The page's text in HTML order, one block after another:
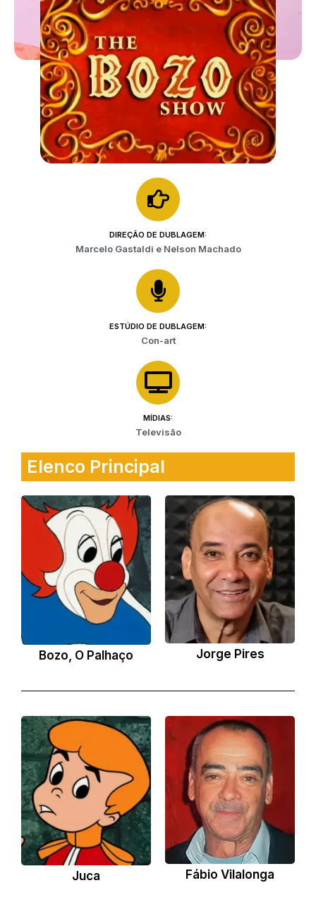
DIREÇÃO DE DUBLAGEM:
Marcelo Gastaldi e Nelson Machado
ESTÚDIO DE DUBLAGEM:
Con-art
MÍDIAS:
Televisão
Elenco Principal
Bozo, O Palhaço Jorge Pires
Juca Fábio Vilalonga